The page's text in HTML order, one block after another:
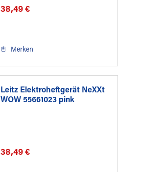
38,49 €
Merken
Leitz Elektroheftgerät NeXXt
WOW 55661023 pink
38,49 €